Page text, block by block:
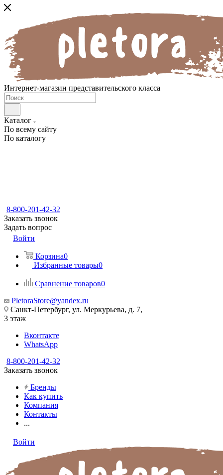
Интернет-магазин представительского класса
Каталог
По всему сайту
По каталогу
8-800-201-42-32
Заказать звонок
Задать вопрос
Войти
Корзина0
Избранные товары0
Сравнение товаров0
PletoraStore@yandex.ru
Санкт-Петербург, ул. Меркурьева, д. 7,
3 этаж
Вконтакте
WhatsApp
8-800-201-42-32
Заказать звонок
Бренды
Как купить
Компания
Контакты
...
Войти